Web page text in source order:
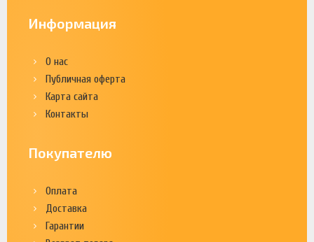
Информация
О нас
Публичная оферта
Карта сайта
Контакты
Покупателю
Оплата
Доставка
Гарантии